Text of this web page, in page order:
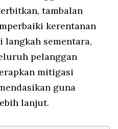
tambalan
kerentanan
langkah sementara,
pelanggan
mitigasi
guna
lanjut.